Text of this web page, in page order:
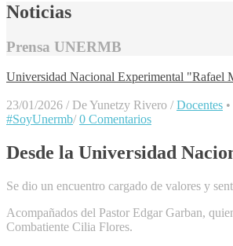
Noticias
Prensa UNERMB
Universidad Nacional Experimental "Rafael
23/01/2026 / De Yunetzy Rivero / Docentes •
#SoyUnermb/ 0 Comentarios
Desde la Universidad
Se dio un encuentro cargado de valores y
Acompañados del Pastor Edgar Garban,
Combatiente Cilia Flores.